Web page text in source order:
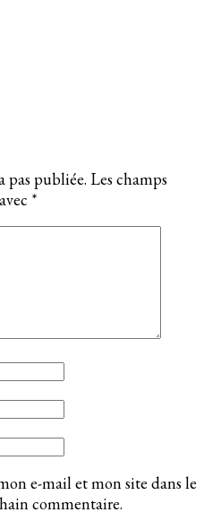
pas publiée. Les champs
*
e-mail et mon site dans le
commentaire.